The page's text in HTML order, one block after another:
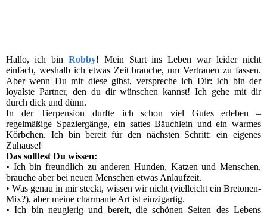
Hallo, ich bin Robby! Mein Start ins Leben war leider nicht
einfach, weshalb ich etwas Zeit brauche, um Vertrauen zu fassen.
Aber wenn Du mir diese gibst, verspreche ich Dir: Ich bin der
loyalste Partner, den du dir wünschen kannst! Ich gehe mit dir
durch dick und dünn.
In der Tierpension durfte ich schon viel Gutes erleben –
regelmäßige Spaziergänge, ein sattes Bäuchlein und ein warmes
Körbchen. Ich bin bereit für den nächsten Schritt: ein eigenes
Zuhause!
Das solltest Du wissen:
• Ich bin freundlich zu anderen Hunden, Katzen und Menschen,
brauche aber bei neuen Menschen etwas Anlaufzeit.
• Was genau in mir steckt, wissen wir nicht (vielleicht ein Bretonen-
Mix?), aber meine charmante Art ist einzigartig.
• Ich bin neugierig und bereit, die schönen Seiten des Lebens